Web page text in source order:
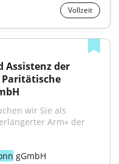
Vollzeit
Assistenz der
wir Sie als
gGmbH